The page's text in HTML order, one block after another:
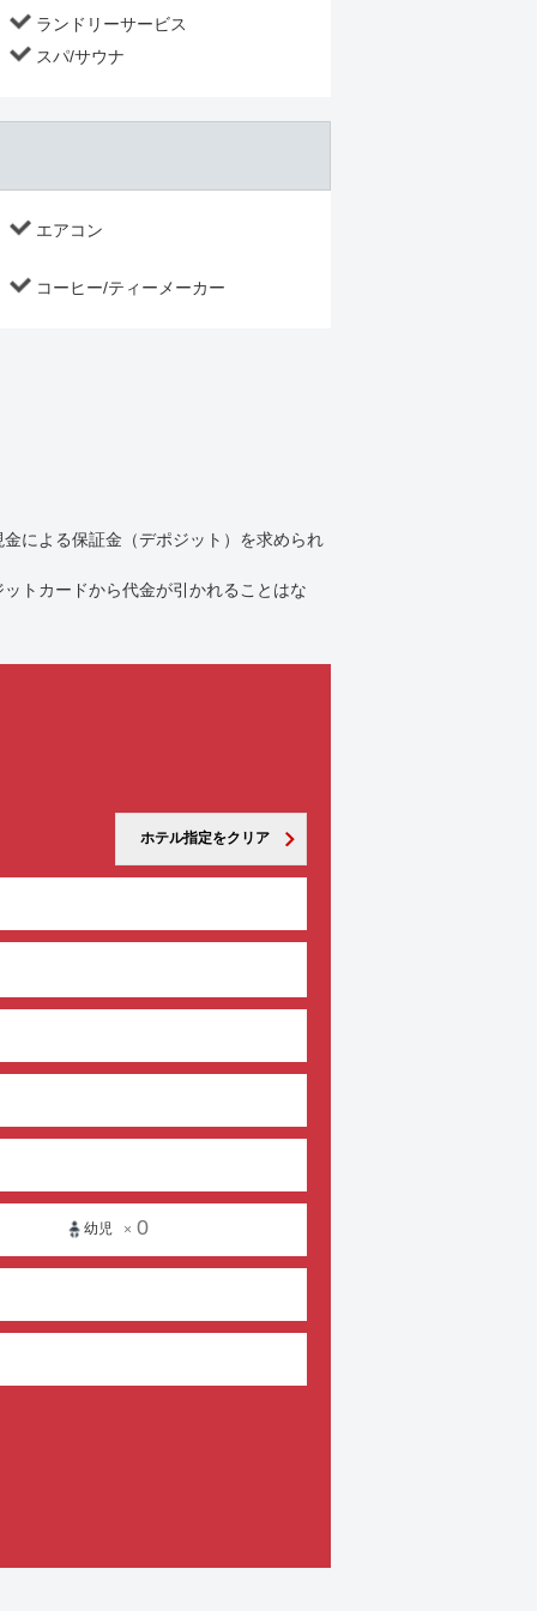
ランドリーサービス
スパ/サウナ
エアコン
コーヒー/ティーメーカー
による保証金（デポジット）を求められ
トカードから代金が引かれることはな
ホテル指定をクリア
幼児 × 0